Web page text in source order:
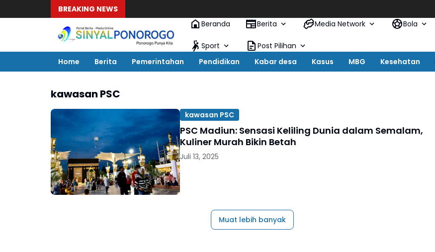
BREAKING NEWS
Beranda
Berita Media Network Bola
Sport
Post Pilihan
Home
Berita Pemerintahan Pendidikan Kabar desa Kasus MBG Kesehatan
kawasan PSC
kawasan PSC
PSC Madiun: Sensasi Keliling Dunia dalam Semalam,
Kuliner Murah Bikin Betah
Juli 13, 2025
Muat lebih banyak